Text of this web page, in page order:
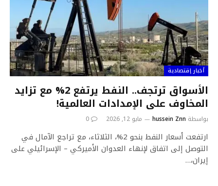
أخبار إقتصادية
الأسواق ترتجف.. النفط يرتفع 2% مع تزايد
المخاوف على الإمدادات العالمية!
بواسطة hussein Znn مايو 12, 2026 0
ارتفعت أسعار النفط بنحو 2%، الثلاثاء، مع تراجع الآمال في
التوصل إلى اتفاق لإنهاء العدوان الأميركي – الإسرائيلي على
إيران،…